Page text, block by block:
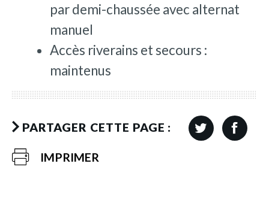
par demi-chaussée avec alternat
manuel
Accès riverains et secours :
maintenus
PARTAGER CETTE PAGE :
IMPRIMER